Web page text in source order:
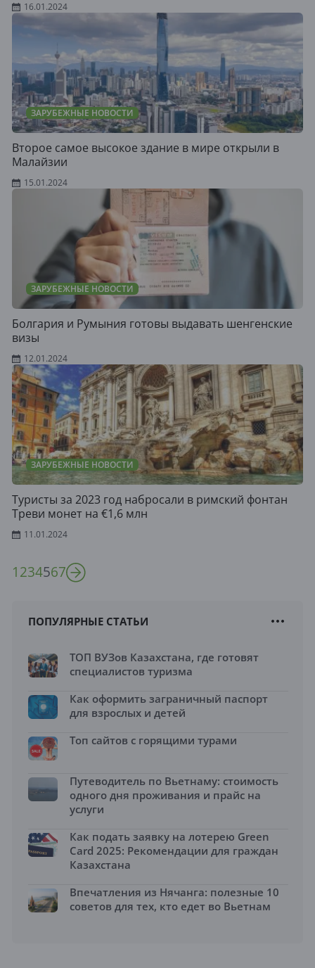
16.01.2024
ЗАРУБЕЖНЫЕ НОВОСТИ
Второе самое высокое здание в мире открыли в
Малайзии
15.01.2024
ЗАРУБЕЖНЫЕ НОВОСТИ
Болгария и Румыния готовы выдавать шенгенские
визы
12.01.2024
ЗАРУБЕЖНЫЕ НОВОСТИ
Туристы за 2023 год набросали в римский фонтан
Треви монет на €1,6 млн
11.01.2024
1234567
ПОПУЛЯРНЫЕ СТАТЬИ
ТОП ВУЗов Казахстана, где готовят
специалистов туризма
Как оформить заграничный паспорт
для взрослых и детей
Топ сайтов с горящими турами
Путеводитель по Вьетнаму: стоимость
одного дня проживания и прайс на
услуги
Как подать заявку на лотерею Green
Card 2025: Рекомендации для граждан
Казахстана
Впечатления из Нячанга: полезные 10
советов для тех, кто едет во Вьетнам